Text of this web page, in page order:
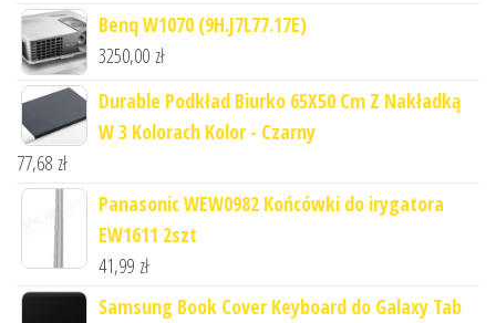
Benq W1070 (9H.J7L77.17E)
3250,00 zł
Durable Podkład Biurko 65X50 Cm Z Nakładką
W 3 Kolorach Kolor - Czarny
77,68 zł
Panasonic WEW0982 Końcówki do irygatora
EW1611 2szt
41,99 zł
Samsung Book Cover Keyboard do Galaxy Tab